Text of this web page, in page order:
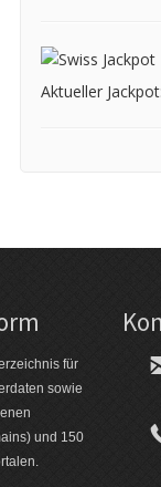
Aktueller
für
so­wie
und 150